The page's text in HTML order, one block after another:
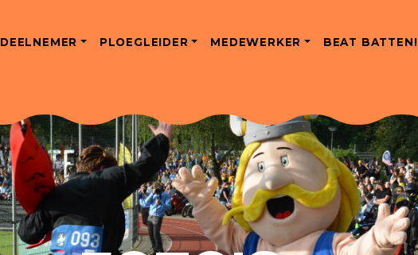
DEELNEMER PLOEGLEIDER MEDEWERKER BEAT BATTEN!